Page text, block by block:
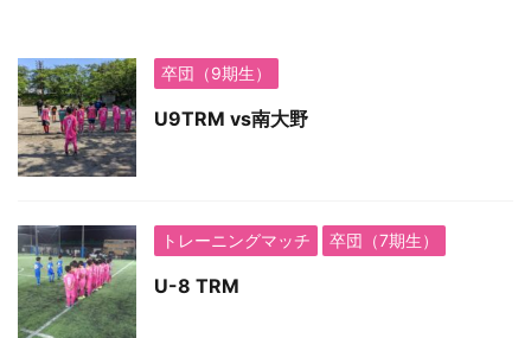
卒団（9期生）
U9TRM vs南大野
トレーニングマッチ 卒団（7期生）
U-8 TRM